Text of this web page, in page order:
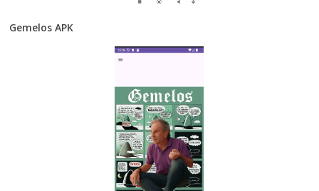
Gemelos APK